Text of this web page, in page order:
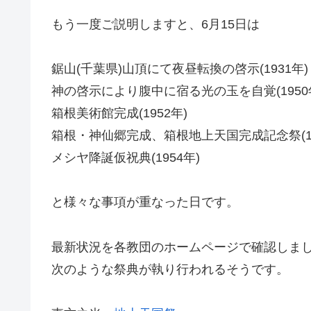
もう一度ご説明しますと、6月15日は
鋸山(千葉県)山頂にて夜昼転換の啓示(1931年)
神の啓示により腹中に宿る光の玉を自覚(1950
箱根美術館完成(1952年)
箱根・神仙郷完成、箱根地上天国完成記念祭
メシヤ降誕仮祝典(1954年)
と様々な事項が重なった日です。
最新状況を各教団のホームページで確認しま
次のような祭典が執り行われるそうです。